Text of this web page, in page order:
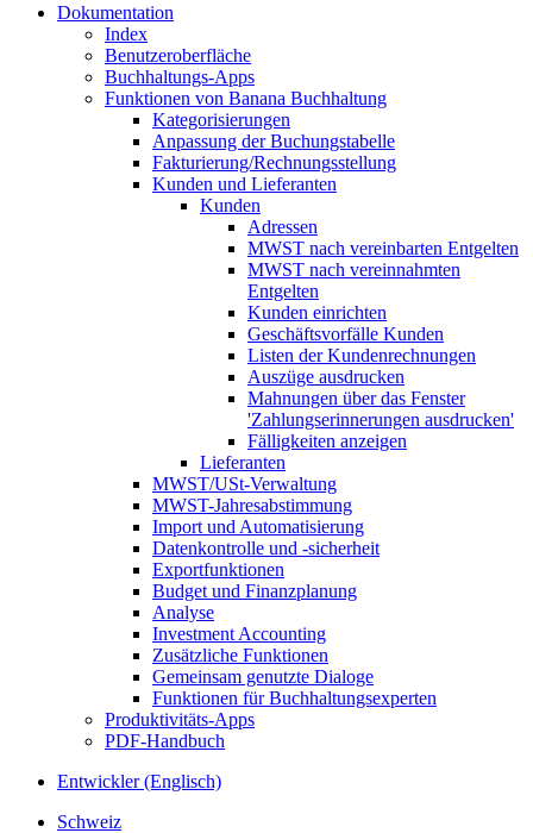
Dokumentation
Index
Benutzeroberfläche
Buchhaltungs-Apps
Funktionen von Banana Buchhaltung
Kategorisierungen
Anpassung der Buchungstabelle
Fakturierung/Rechnungsstellung
Kunden und Lieferanten
Kunden
Adressen
MWST nach vereinbarten Entgelten
MWST nach vereinnahmten
Entgelten
Kunden einrichten
Geschäftsvorfälle Kunden
Listen der Kundenrechnungen
Auszüge ausdrucken
Mahnungen über das Fenster
'Zahlungserinnerungen ausdrucken'
Fälligkeiten anzeigen
Lieferanten
MWST/USt-Verwaltung
MWST-Jahresabstimmung
Import und Automatisierung
Datenkontrolle und -sicherheit
Exportfunktionen
Budget und Finanzplanung
Analyse
Investment Accounting
Zusätzliche Funktionen
Gemeinsam genutzte Dialoge
Funktionen für Buchhaltungsexperten
Produktivitäts-Apps
PDF-Handbuch
Entwickler (Englisch)
Schweiz